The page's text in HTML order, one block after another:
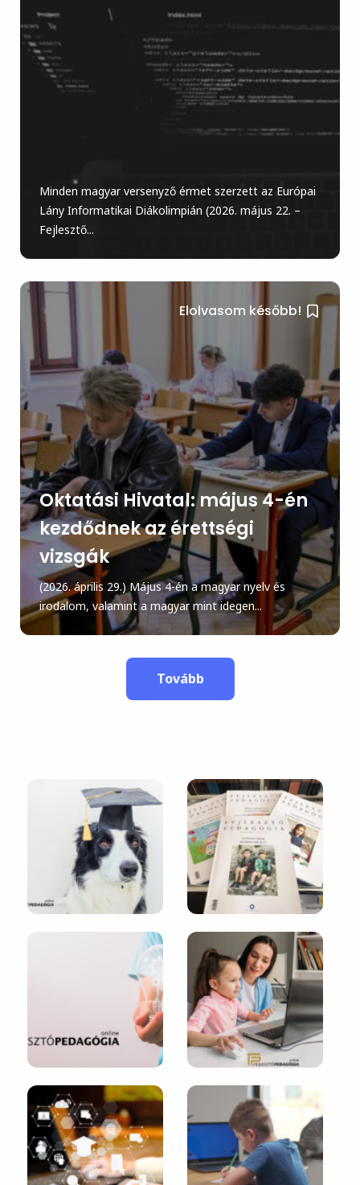
Minden magyar versenyző érmet szerzett az Európai
Lány Informatikai Diákolimpián (2026. május 22. –
Fejlesztő...
Elolvasom később!
Oktatási Hivatal: május 4-én
kezdődnek az érettségi
vizsgák
(2026. április 29.) Május 4-én a magyar nyelv és
irodalom, valamint a magyar mint idegen...
Tovább